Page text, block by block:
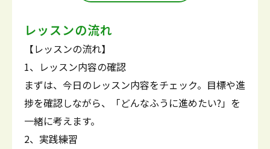
レッスンの流れ
【レッスンの流れ】
1、レッスン内容の確認
まずは、今日のレッスン内容をチェック。目標や進
捗を確認しながら、「どんなふうに進めたい?」を
一緒に考えます。
2、実践練習